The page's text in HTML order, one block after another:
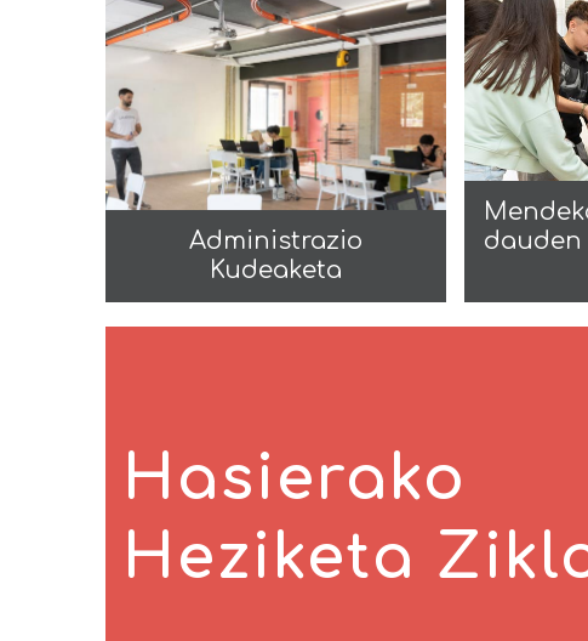
Administrazio
Kudeaketa
dauden
Hasierako
Heziketa